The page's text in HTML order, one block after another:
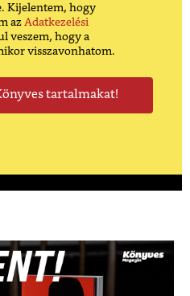
Kijelentem, hogy
az Adatkezelési
veszem, hogy a
visszavonhatom.